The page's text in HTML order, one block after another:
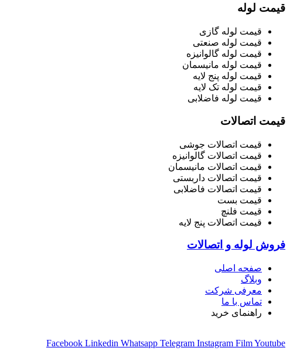
قیمت لوله
قیمت لوله گازی
قیمت لوله صنعتی
قیمت لوله گالوانیزه
قیمت لوله مانیسمان
قیمت لوله پنج لایه
قیمت لوله تک لایه
قیمت لوله فاضلابی
قیمت اتصالات
قیمت اتصالات جوشی
قیمت اتصالات گالوانیزه
قیمت اتصالات مانیسمان
قیمت اتصالات داربستی
قیمت اتصالات فاضلابی
قیمت بست
قیمت فلنچ
قیمت اتصالات پنج لایه
فروش لوله و اتصالات
صفحه اصلی
وبلاگ
معرفی شرکت
تماس با ما
راهنمای خرید
Facebook Linkedin Whatsapp Telegram Instagram FilmYoutube